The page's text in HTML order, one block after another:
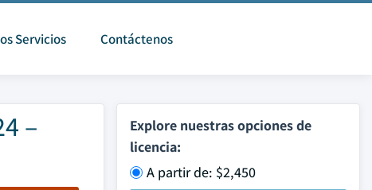
Servicios Contáctenos
–
Explore nuestras opciones de
licencia:
A partir de: $2,450